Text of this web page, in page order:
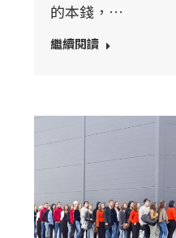
的本錢，…
繼續閱讀